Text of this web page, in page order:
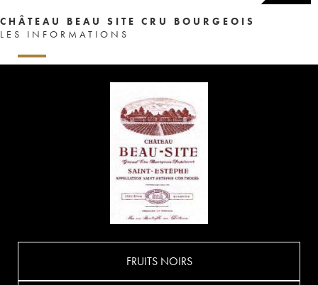
CHÂTEAU BEAU SITE CRU BOURGEOIS
LES INFORMATIONS
FRUITS NOIRS